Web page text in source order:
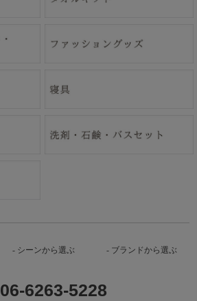
シーンから選ぶ ブランドから選ぶ
06-6263-5228